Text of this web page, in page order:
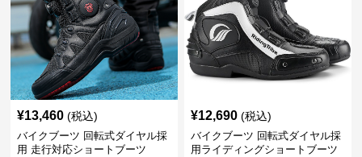
¥13,460 (税込)
バイクブーツ 回転式ダイヤル採
用 走行対応ショートブーツ
¥12,690 (税込)
バイクブーツ 回転式ダイヤル採
用ライディングショートブーツ